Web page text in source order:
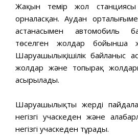
Жақын темір жол
орналасқан. Аудан
астанасымен автомобиль
төселген жолдар бойынша
Шаруашылықішілік байланыс
жолдар және топырақ
асырылады.
Шаруашылықтың жерді
негізгі учаскеден және
негізгі учаскеден тұрады.